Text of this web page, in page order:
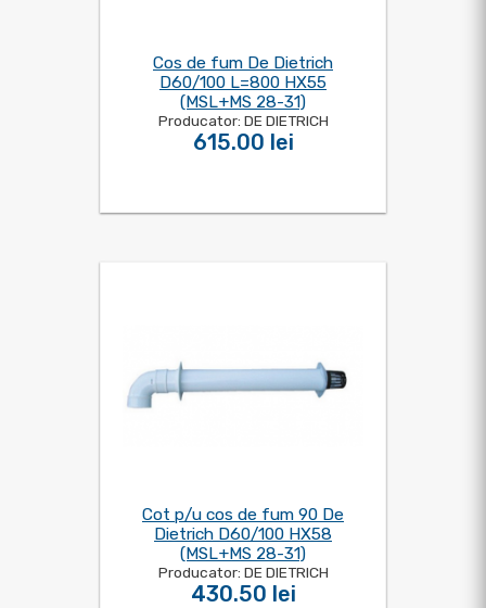
Cos de fum De Dietrich
D60/100 L=800 HX55
(MSL+MS 28-31)
Producator: DE DIETRICH
615.00 lei
Cot p/u cos de fum 90 De
Dietrich D60/100 HX58
(MSL+MS 28-31)
Producator: DE DIETRICH
430.50 lei